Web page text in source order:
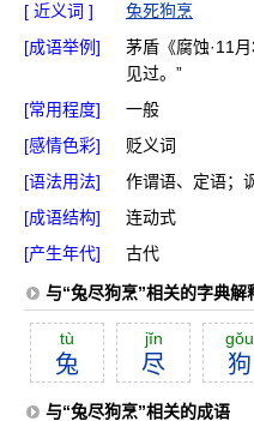
[ 近义词 ]
兔死狗烹
[成语举例]
茅盾《腐蚀·11
见过。”
[常用程度]
一般
[感情色彩]
贬义词
[语法用法]
作谓语、定语；
[成语结构]
连动式
[产生年代]
古代
与“兔尽狗烹”相关的字典解
tù
兔
jĭn
尽
gŏu
狗
与“兔尽狗烹”相关的成语